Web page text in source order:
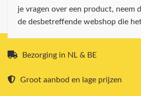
je vragen over een product, neem
de desbetreffende webshop die
Bezorging in NL & BE
Groot aanbod en lage prijzen